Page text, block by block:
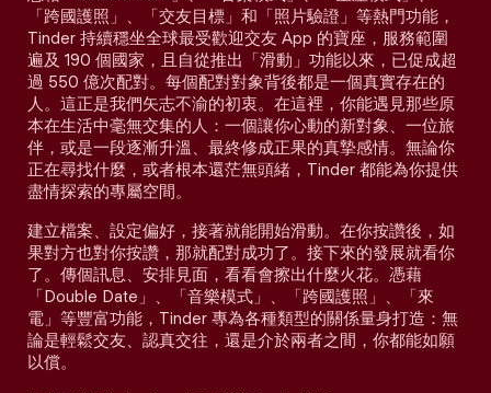
「跨國護照」、「交友目標」和「照片驗證」等熱門功能，
Tinder 持續穩坐全球最受歡迎交友 App 的寶座，服務範圍
遍及 190 個國家，且自從推出「滑動」功能以來，已促成超
過 550 億次配對。每個配對對象背後都是一個真實存在的
人。這正是我們矢志不渝的初衷。在這裡，你能遇見那些原
本在生活中毫無交集的人：一個讓你心動的新對象、一位旅
伴，或是一段逐漸升溫、最終修成正果的真摯感情。無論你
正在尋找什麼，或者根本還茫無頭緒，Tinder 都能為你提供
盡情探索的專屬空間。
建立檔案、設定偏好，接著就能開始滑動。在你按讚後，如
果對方也對你按讚，那就配對成功了。接下來的發展就看你
了。傳個訊息、安排見面，看看會擦出什麼火花。憑藉
「Double Date」、「音樂模式」、「跨國護照」、「來
電」等豐富功能，Tinder 專為各種類型的關係量身打造：無
論是輕鬆交友、認真交往，還是介於兩者之間，你都能如願
以償。